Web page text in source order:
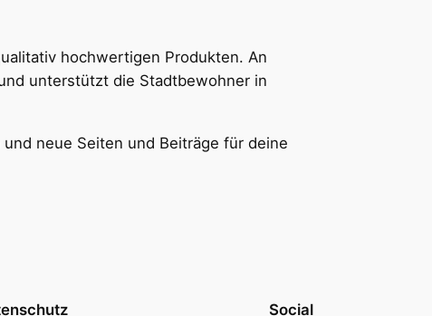
hochwertigen Produkten. An
unterstützt die Stadtbewohner in
neue Seiten und Beiträge für deine
Social